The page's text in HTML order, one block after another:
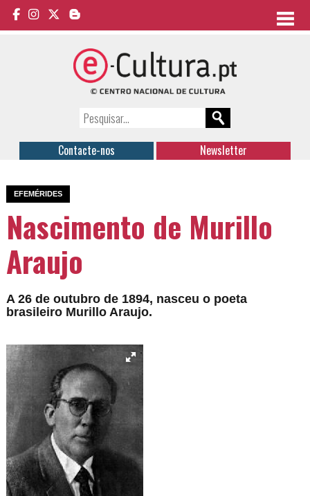
Contacte-nos Newsletter
EFEMÉRIDES
Nascimento de Murillo
Araujo
A 26 de outubro de 1894, nasceu o poeta
brasileiro Murillo Araujo.